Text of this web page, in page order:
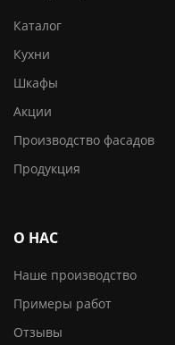
Каталог
Кухни
Шкафы
Акции
Производство фасадов
Продукция
О НАС
Наше производство
Примеры работ
Отзывы